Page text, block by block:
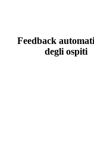
Feedback
degli ospiti